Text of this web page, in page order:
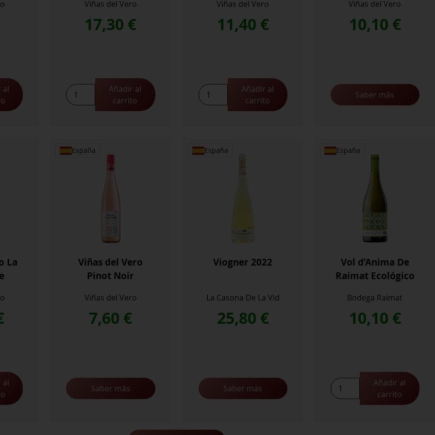
al
Viñas del Vero
17,30 €
Añadir al
carrito
Viñas del Vero
11,40 €
Viñas
del
Añadir al
carrito
Viñas del Vero
10,10 €
Saber más
La
al
España
Viñas del Vero
Pinot Noir
Viñas del Vero
7,60 €
Saber más
España
Viogner 2022
La Casona De La Vid
25,80 €
Saber más
España
Vol d’Anima De
Raimat Ecológico
Bodega Raimat
10,10 €
Vol
d'Anima
Añadir al
carrito